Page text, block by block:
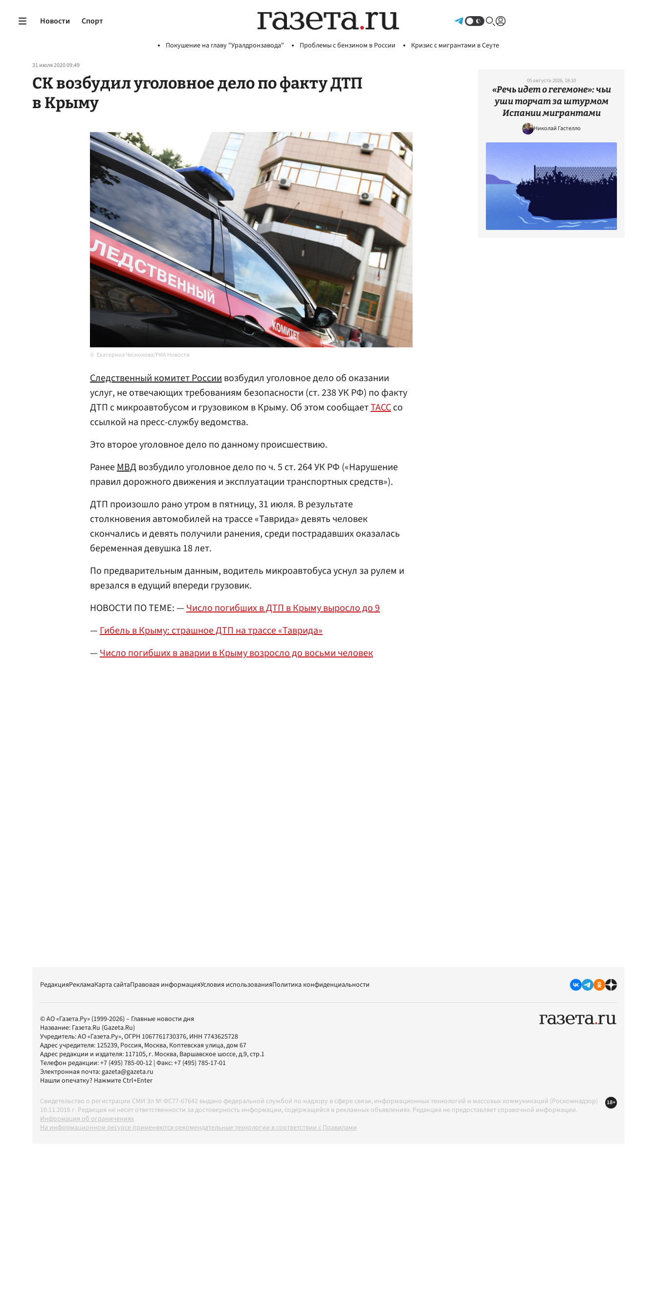
Новости Спорт
Покушение на главу "Уралдронзавода" Проблемы с бензином в России Кризис с мигрантами в Сеуте
31 июля 2020 09:49
СК возбудил уголовное дело по факту ДТП
в Крыму
Екатерина Чеснокова/РИА Новости
Следственный комитет Россиивозбудил уголовное дело об оказании
услуг, не отвечающих требованиям безопасности (ст. 238 УК РФ) по факту
ДТП с микроавтобусом и грузовиком в Крыму. Об этом сообщаетТАССсо
ссылкой на пресс-службу ведомства.
Это второе уголовное дело по данному происшествию.
РанееМВДвозбудило уголовное дело по ч. 5 ст. 264 УК РФ («Нарушение
правил дорожного движения и эксплуатации транспортных средств»).
ДТП произошло рано утром в пятницу, 31 июля. В результате
столкновения автомобилей на трассе «Таврида» девять человек
скончались и девять получили ранения, среди пострадавших оказалась
беременная девушка 18 лет.
По предварительным данным, водитель микроавтобуса уснул за рулем и
врезался в едущий впереди грузовик.
НОВОСТИ ПО ТЕМЕ: —Число погибших в ДТП в Крыму выросло до 9
—Гибель в Крыму: страшное ДТП на трассе «Таврида»
—Число погибших в аварии в Крыму возросло до восьми человек
05 августа 2026, 18:10
«Речь идет о гегемоне»: чьи
уши торчат за штурмом
Испании мигрантами
Николай Гастелло
РедакцияРекламаКарта сайтаПравовая информацияУсловия использованияПолитика конфиденциальности
© АО «Газета.Ру» (1999-2026) – Главные новости дня
Название: Газета.Ru (Gazeta.Ru)
Учредитель:АО «Газета.Ру», ОГРН 1067761730376, ИНН 7743625728
Адрес учредителя: 125239, Россия, Москва, Коптевская улица, дом 67
Адрес редакции и издателя: 117105, г. Москва, Варшавское шоссе, д.9, стр.1
Телефон редакции:+7 (495) 785-00-12 | Факс:+7 (495) 785-17-01
Электронная почта:gazeta@gazeta.ru
Нашли опечатку? Нажмите Ctrl+Enter
Свидетельство о регистрации СМИ Эл № ФС77-67642 выдано федеральной службой по надзору в сфере связи, информационных технологий и массовых коммуникаций (Роскомнадзор)
10.11.2016 г. Редакция не несет ответственности за достоверность информации, содержащейся в рекламных объявлениях. Редакция не предоставляет справочной информации.
Информация об ограничениях
На информационном ресурсе применяются рекомендательные технологии в соответствии с Правилами
18+